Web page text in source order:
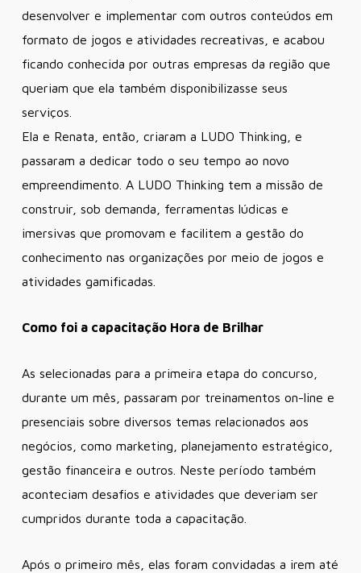
desenvolver e implementar com outros conteúdos em
formato de jogos e atividades recreativas, e acabou
ficando conhecida por outras empresas da região que
queriam que ela também disponibilizasse seus
serviços.
Ela e Renata, então, criaram a LUDO Thinking, e
passaram a dedicar todo o seu tempo ao novo
empreendimento. A LUDO Thinking tem a missão de
construir, sob demanda, ferramentas lúdicas e
imersivas que promovam e facilitem a gestão do
conhecimento nas organizações por meio de jogos e
atividades gamificadas.
Como foi a capacitação Hora de Brilhar
As selecionadas para a primeira etapa do concurso,
durante um mês, passaram por treinamentos on-line e
presenciais sobre diversos temas relacionados aos
negócios, como marketing, planejamento estratégico,
gestão financeira e outros. Neste período também
aconteciam desafios e atividades que deveriam ser
cumpridos durante toda a capacitação.
Após o primeiro mês, elas foram convidadas a irem até